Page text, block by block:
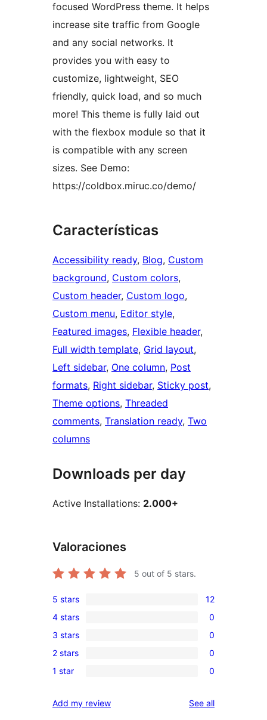
focused WordPress theme. It helps
increase site traffic from Google
and any social networks. It
provides you with easy to
customize, lightweight, SEO
friendly, quick load, and so much
more! This theme is fully laid out
with the flexbox module so that it
is compatible with any screen
sizes. See Demo:
https://coldbox.miruc.co/demo/
Características
Accessibility ready, Blog, Custom
background, Custom colors
Custom header, Custom logo
Custom menu, Editor style
Featured images, Flexible header
Full width template, Grid layout
Left sidebar, One column, Post
formats, Right sidebar, Sticky post
Theme options, Threaded
comments, Translation ready, Two
columns
Downloads per day
Active Installations: 2.000+
Valoraciones
5 out of 5 stars.
12
5-
star
reviews
5 stars 12
0
4-
star
reviews
4 stars 0
0
3-
star
3 stars 0
0
2-
reviews
2 stars 0
0
star
1 star 0
Add my review See allreviews